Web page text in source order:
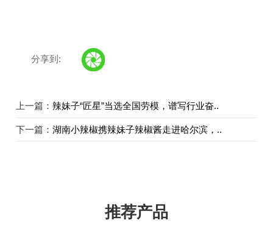
分享到:
上一篇： 辣妹子“匠星”当选全国劳模，谱写行业奋..
下一篇： 湖南小辣椒携辣妹子辣椒酱走进哈尔滨，..
推荐产品